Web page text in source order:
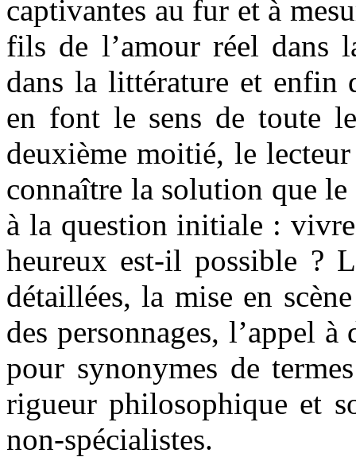
captivantes au fur et à
fils de l’amour réel dans
dans la littérature et enfin
en font le sens de toute
deuxième moitié, le
connaître la solution que
à la question initiale :
heureux est-il possible ?
détaillées, la mise en
des personnages, l’appel
pour synonymes de
rigueur philosophique et
non-spécialistes.